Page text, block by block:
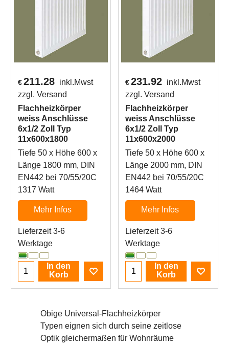
€211.28 inkl.Mwst
zzgl. Versand
Flachheizkörper
weiss Anschlüsse
6x1/2 Zoll Typ
11x600x1800
Tiefe 50 x Höhe 600 x
Länge 1800 mm, DIN
EN442 bei 70/55/20C
1317 Watt
Mehr Infos
Lieferzeit 3-6
Werktage
In den
Korb
€231.92 inkl.Mwst
zzgl. Versand
Flachheizkörper
weiss Anschlüsse
6x1/2 Zoll Typ
11x600x2000
Tiefe 50 x Höhe 600 x
Länge 2000 mm, DIN
EN442 bei 70/55/20C
1464 Watt
Mehr Infos
Lieferzeit 3-6
Werktage
In den
Korb
Obige Universal-Flachheizkörper
Typen eignen sich durch seine zeitlose
Optik gleichermaßen für Wohnräume